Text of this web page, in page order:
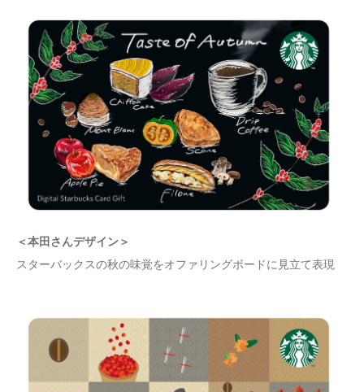
＜本田さんデザイン＞
スターバックスの秋の味覚をオファリングボードに見立て表現